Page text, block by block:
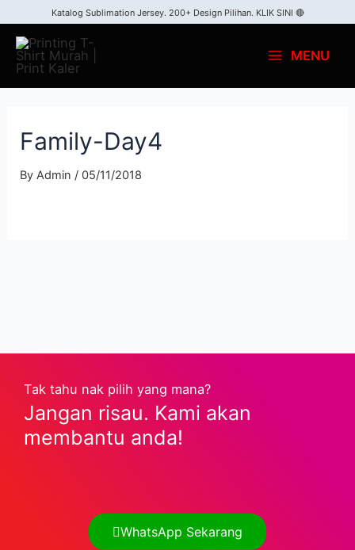
Katalog Sublimation Jersey. 200+ Design Pilihan. KLIK SINI 🔴
MENU
Family-Day4
ByAdmin / 05/11/2018
Tak tahu nak pilih yang mana?
Jangan risau. Kami akan
membantu anda!
WhatsApp Sekarang